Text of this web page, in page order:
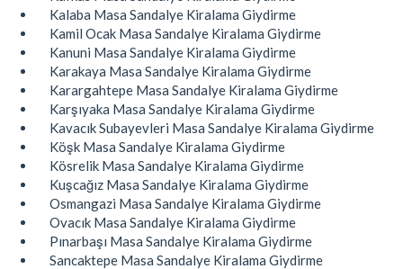
Kalaba Masa Sandalye Kiralama Giydirme
Kamil Ocak Masa Sandalye Kiralama Giydirme
Kanuni Masa Sandalye Kiralama Giydirme
Karakaya Masa Sandalye Kiralama Giydirme
Karargahtepe Masa Sandalye Kiralama Giydirme
Karşıyaka Masa Sandalye Kiralama Giydirme
Kavacık Subayevleri Masa Sandalye Kiralama Giydirme
Köşk Masa Sandalye Kiralama Giydirme
Kösrelik Masa Sandalye Kiralama Giydirme
Kuşcağız Masa Sandalye Kiralama Giydirme
Osmangazi Masa Sandalye Kiralama Giydirme
Ovacık Masa Sandalye Kiralama Giydirme
Pınarbaşı Masa Sandalye Kiralama Giydirme
Sancaktepe Masa Sandalye Kiralama Giydirme